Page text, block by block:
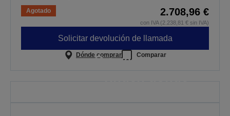
Agotado 2.708,96 €
con IVA (2.238,81 € sin IVA)
Solicitar devolución de llamada
Dónde comprar Comparar
Proyectores que